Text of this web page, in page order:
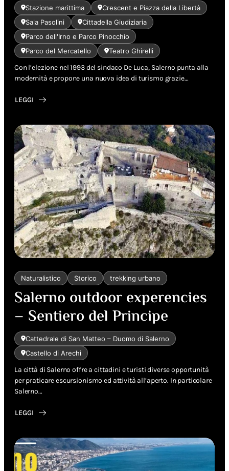
Stazione marittima
Crescent e Piazza della Libertà
Sala Pasolini
Cittadella Giudiziaria
Parco dell'Irno e Parco Pinocchio
Parco del Mercatello
Teatro Ghirelli
Con l’elezione nel 1993 del sindaco De Luca, Salerno punta alla
modernità e propone una nuova idea di turismo grazie…
LEGGI
ABOUT
SALERNO
Naturalistico Storico trekking urbano
Salerno outdoor experencies
– Sentiero del Principe
Cattedrale di San Matteo – Duomo di Salerno
Castello di Arechi
La città di Salerno offre a cittadini e turisti diverse opportunità
per praticare escursionismo ed attività all’aperto. In particolare
Salerno…
LEGGI
ABOUT
EXPERENCIES
–
SENTIERO
DEL
PRINCIPE